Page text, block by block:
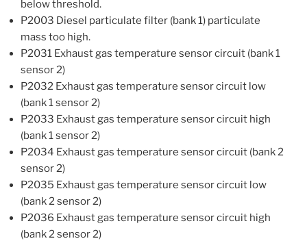
below threshold.
P2003 Diesel particulate filter (bank 1) particulate
mass too high.
P2031 Exhaust gas temperature sensor circuit (bank 1
sensor 2)
P2032 Exhaust gas temperature sensor circuit low
(bank 1 sensor 2)
P2033 Exhaust gas temperature sensor circuit high
(bank 1 sensor 2)
P2034 Exhaust gas temperature sensor circuit (bank 2
sensor 2)
P2035 Exhaust gas temperature sensor circuit low
(bank 2 sensor 2)
P2036 Exhaust gas temperature sensor circuit high
(bank 2 sensor 2)